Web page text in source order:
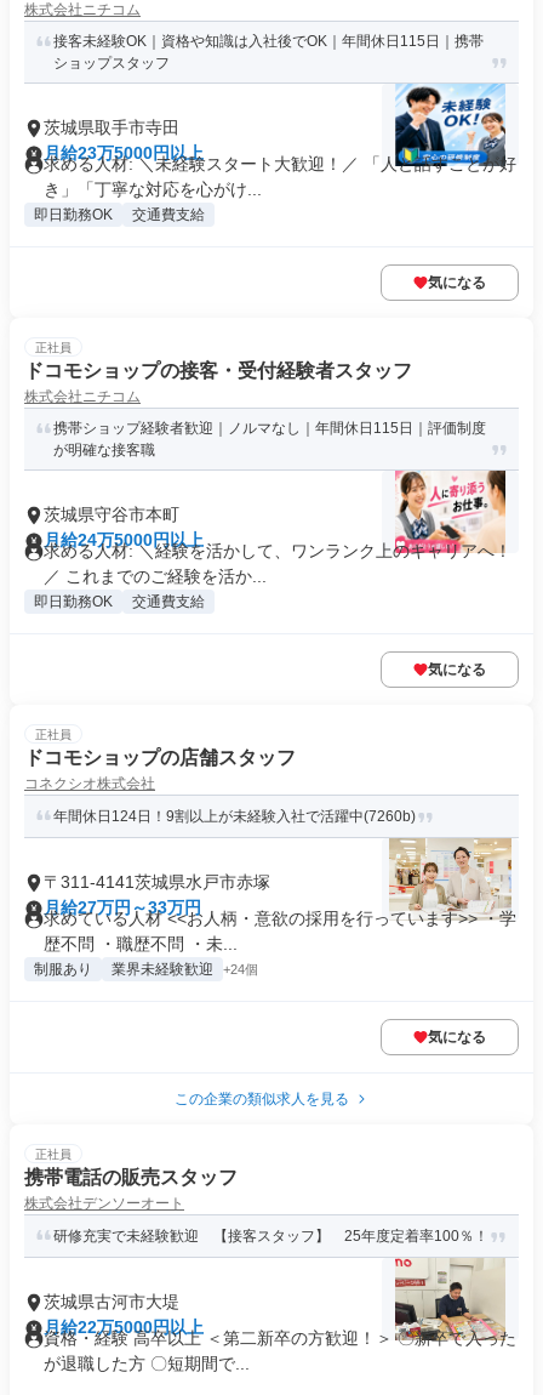
株式会社ニチコム
接客未経験OK｜資格や知識は入社後でOK｜年間休日115日｜携帯
ショップスタッフ
茨城県取手市寺田
月給23万5000円以上
求める人材: ＼未経験スタート大歓迎！／ 「人と話すことが好
き」「丁寧な対応を心がけ...
即日勤務OK 交通費支給
気になる
正社員
ドコモショップの接客・受付経験者スタッフ
株式会社ニチコム
携帯ショップ経験者歓迎｜ノルマなし｜年間休日115日｜評価制度
が明確な接客職
茨城県守谷市本町
月給24万5000円以上
求める人材: ＼経験を活かして、ワンランク上のキャリアへ！
／ これまでのご経験を活か...
即日勤務OK 交通費支給
気になる
正社員
ドコモショップの店舗スタッフ
コネクシオ株式会社
年間休日124日！9割以上が未経験入社で活躍中(7260b)
〒311-4141茨城県水戸市赤塚
月給27万円～33万円
求めている人材 <<お人柄・意欲の採用を行っています>> ・学
歴不問 ・職歴不問 ・未...
制服あり 業界未経験歓迎 +24個
気になる
この企業の類似求人を見る
正社員
携帯電話の販売スタッフ
株式会社デンソーオート
研修充実で未経験歓迎 【接客スタッフ】 25年度定着率100％！
茨城県古河市大堤
月給22万5000円以上
資格・経験 高卒以上 ＜第二新卒の方歓迎！＞ 〇新卒で入った
が退職した方 〇短期間で...